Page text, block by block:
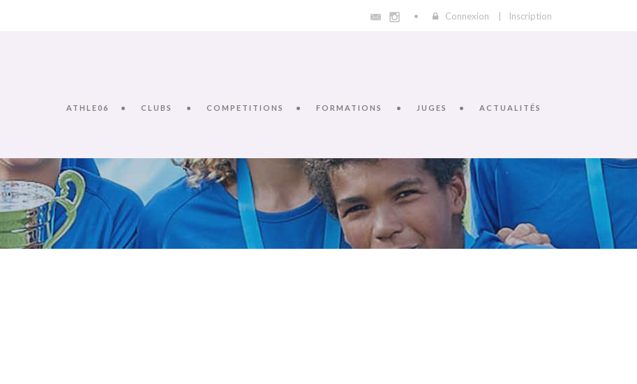
Connexion Inscription
ATHLE06 CLUBS COMPETITIONS FORMATIONS JUGES ACTUALITÉS